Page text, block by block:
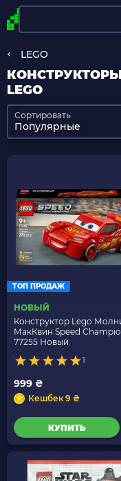
LEGO
LEGO
Сортировать
Популярные
ТОП ПРОДАЖ
НОВЫЙ
Конструктор Lego
МакКвин Speed
77255 Новый
1
999 ₴
Кешбек 9 ₴
КУПИТЬ